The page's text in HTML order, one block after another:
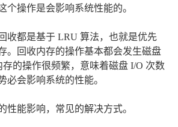
个操作是会影响系统性能的。
收都是基于 LRU 算法，也就是优先
。回收内存的操作基本都会发生磁盘
的操作很频繁，意味着磁盘 I/O 次数
必会影响系统的性能。
性能影响，常见的解决方式。